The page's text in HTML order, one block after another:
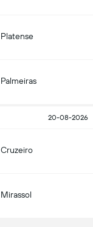
Platense
Palmeiras
20-08-2026
Cruzeiro
Mirassol